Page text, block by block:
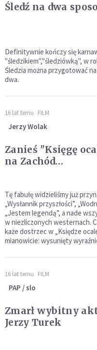
Śledź na dwa
Definitywnie kończy się
"śledzikiem","śledziówką", w
Śledzia można przygotować
dwa.
16 lat temu FILM
Jerzy Wolak
Zanieś "Księgę
na Zachód…
Tę fabułę widzieliśmy już
„Wysłannik przyszłości”,
„Jestem legendą”, a nade
w niezliczonych westernach.
każe dostrzec w „Księdze
mianowicie: wysunięty
16 lat temu FILM
PAP / slo
Zmarł wybitny
Jerzy Turek